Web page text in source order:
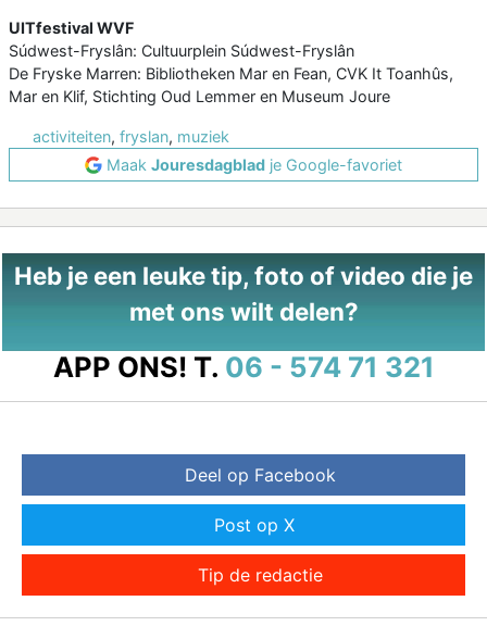
UITfestival WVF
Súdwest-Fryslân: Cultuurplein Súdwest-Fryslân
De Fryske Marren: Bibliotheken Mar en Fean, CVK It Toanhûs,
Mar en Klif, Stichting Oud Lemmer en Museum Joure
activiteiten, fryslan, muziek
Maak Jouresdagblad je Google-favoriet
Heb je een leuke tip, foto of video die je
met ons wilt delen?
APP ONS! T. 06 - 574 71 321
Deel op Facebook
Post op X
Tip de redactie